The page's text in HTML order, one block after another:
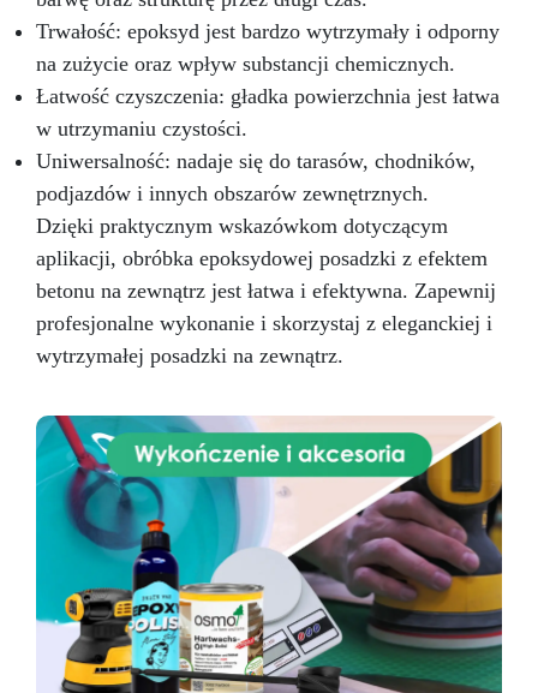
Trwałość: epoksyd jest bardzo wytrzymały i odporny
na zużycie oraz wpływ substancji chemicznych.
Łatwość czyszczenia: gładka powierzchnia jest łatwa
w utrzymaniu czystości.
Uniwersalność: nadaje się do tarasów, chodników,
podjazdów i innych obszarów zewnętrznych.
Dzięki praktycznym wskazówkom dotyczącym
aplikacji, obróbka epoksydowej posadzki z efektem
betonu na zewnątrz jest łatwa i efektywna. Zapewnij
profesjonalne wykonanie i skorzystaj z eleganckiej i
wytrzymałej posadzki na zewnątrz.